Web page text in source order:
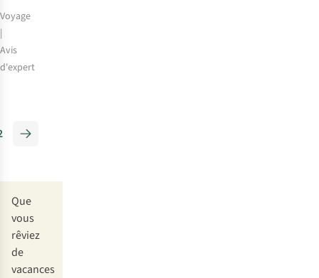
Voyage
|
Avis
d'expert
en
comment
les
reconnaître
Infos
Que
vous
rêviez
de
vacances